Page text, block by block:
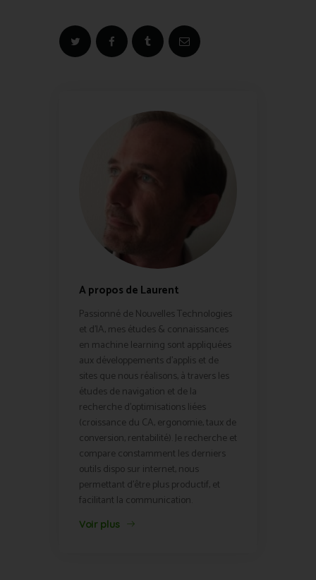
A propos de Laurent
Passionné de Nouvelles Technologies
et d'IA, mes études & connaissances
en machine learning sont appliquées
aux développements d'applis et de
sites que nous réalisons, à travers les
études de navigation et de la
recherche d'optimisations liées
(croissance du CA, ergonomie, taux de
conversion, rentabilité). Je recherche et
compare constamment les derniers
outils dispo sur internet, nous
permettant d'être plus productif, et
facilitant la communication.
Voir plus